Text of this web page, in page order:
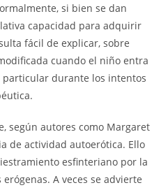
si bien se dan
capacidad para adquirir
fácil de explicar, sobre
cuando el niño entra
particular durante los intentos
según autores como Margaret
de actividad autoerótica. Ello
esfinteriano por la
A veces se advierte